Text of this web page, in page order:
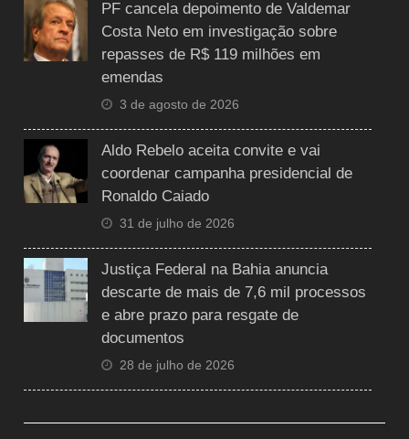
PF cancela depoimento de Valdemar
Costa Neto em investigação sobre
repasses de R$ 119 milhões em
emendas
3 de agosto de 2026
Aldo Rebelo aceita convite e vai
coordenar campanha presidencial de
Ronaldo Caiado
31 de julho de 2026
Justiça Federal na Bahia anuncia
descarte de mais de 7,6 mil processos
e abre prazo para resgate de
documentos
28 de julho de 2026